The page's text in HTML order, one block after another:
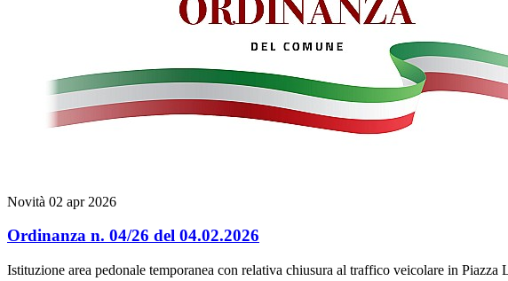
Novità 02 apr 2026
Ordinanza n. 04/26 del 04.02.2026
Istituzione area pedonale temporanea con relativa chiusura al traffico veicolare in